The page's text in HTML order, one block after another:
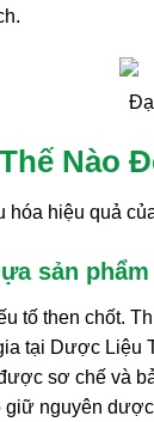
Nào
hóa hiệu quả
sản
tố then chốt.
tại Dược Liệu
sơ chế và
giữ nguyên